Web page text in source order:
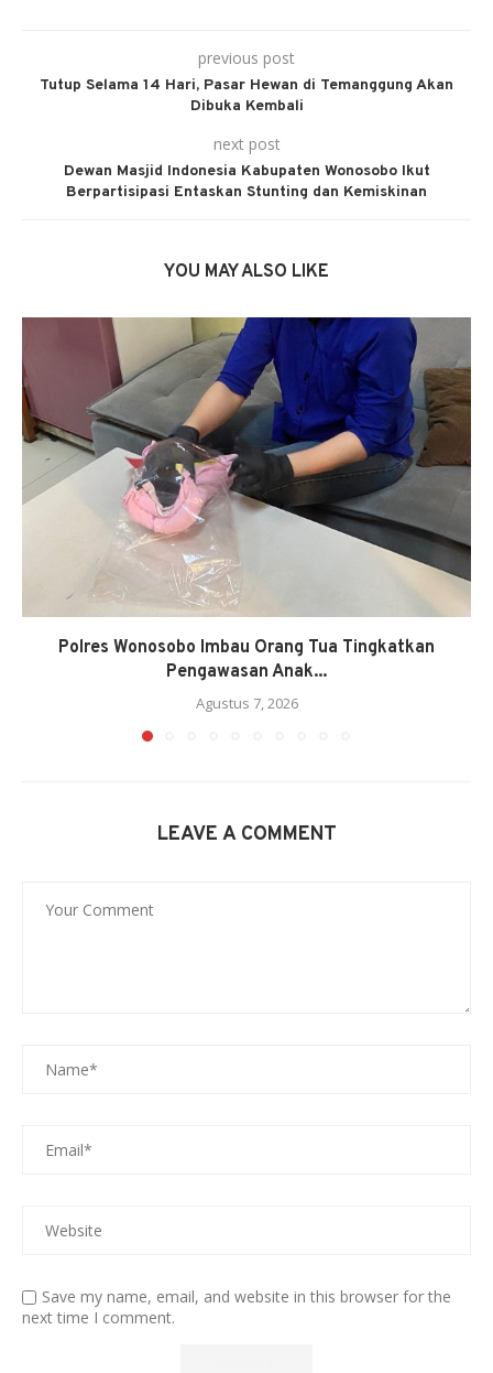
previous post
Tutup Selama 14 Hari, Pasar Hewan di Temanggung Akan
Dibuka Kembali
next post
Dewan Masjid Indonesia Kabupaten Wonosobo Ikut
Berpartisipasi Entaskan Stunting dan Kemiskinan
YOU MAY ALSO LIKE
Polres Wonosobo Imbau Orang Tua Tingkatkan
Pengawasan Anak...
Agustus 7, 2026
LEAVE A COMMENT
Save my name, email, and website in this browser for the
next time I comment.